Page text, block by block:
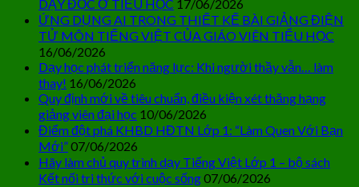
DẠY ĐỌC Ở TIỂU HỌC 17/06/2026
ỨNG DỤNG AI TRONG THIẾT KẾ BÀI GIẢNG ĐIỆN
TỬ MÔN TIẾNG VIỆT CỦA GIÁO VIÊN TIỂU HỌC
16/06/2026
Dạy học phát triển năng lực: Khi người thầy vẫn… làm
thay! 16/06/2026
Quy định mới về tiêu chuẩn, điều kiện xét thăng hạng
giảng viên đại học 10/06/2026
Điểm đột phá KHBD HĐTN Lớp 1: “Làm Quen Với Bạn
Mới”07/06/2026
Hãy làm chủ quy trình dạy Tiếng Việt Lớp 1 – bộ sách
Kết nối tri thức với cuộc sống07/06/2026